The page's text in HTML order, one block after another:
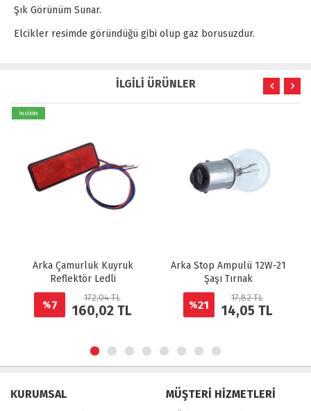
Şık Görünüm Sunar.
Elcikler resimde göründüğü gibi olup gaz borusuzdur.
İLGİLİ ÜRÜNLER
İNDİRİM
Arka Çamurluk Kuyruk
Reflektör Ledli
%7
172,04 TL
160,02 TL
Arka Stop Ampulü 12W-21
Şaşı Tırnak
%21
17,82 TL
14,05 TL
KURUMSAL MÜŞTERİ HİZMETLERİ